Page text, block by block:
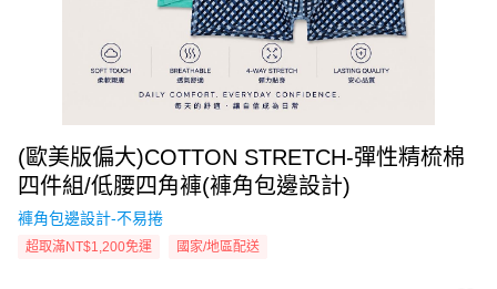
(歐美版偏大)COTTON STRETCH-彈性精梳棉
四件組/低腰四角褲(褲角包邊設計)
褲角包邊設計-不易捲
超取滿NT$1,200免運 國家/地區配送